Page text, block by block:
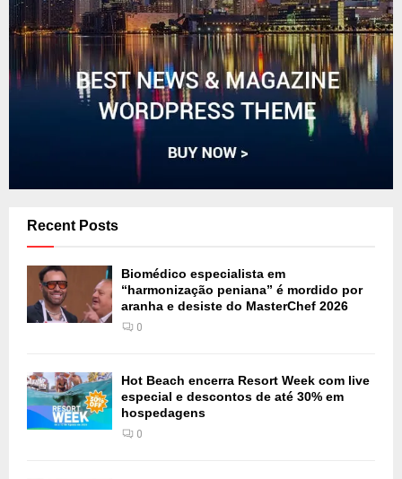
Recent Posts
Biomédico especialista em
“harmonização peniana” é mordido por
aranha e desiste do MasterChef 2026
0
Hot Beach encerra Resort Week com live
especial e descontos de até 30% em
hospedagens
0